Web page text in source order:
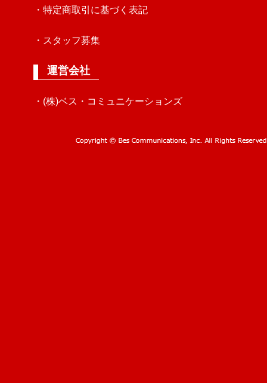
・特定商取引に基づく表記
・スタッフ募集
運営会社
・(株)ベス・コミュニケーションズ